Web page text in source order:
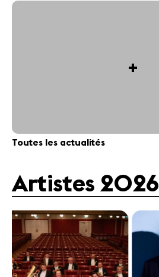
+
Toutes les actualités
Artistes 2026